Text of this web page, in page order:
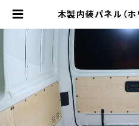
木製内装パネル（
ボディ4ドア用 |